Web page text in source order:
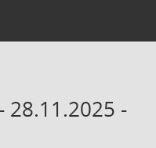
28.11.2025 -